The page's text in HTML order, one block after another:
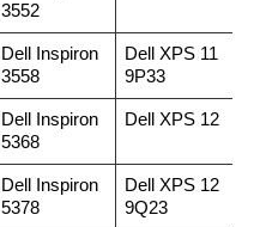
3552
Dell Inspiron
3558
Dell XPS 11
9P33
Dell Inspiron
5368
Dell XPS 12
Dell Inspiron
5378
Dell XPS 12
9Q23